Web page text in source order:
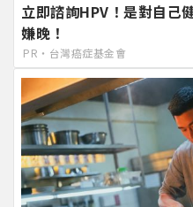
立即諮詢HPV！是對自己
嫌晚！
PR・台灣癌症基金會